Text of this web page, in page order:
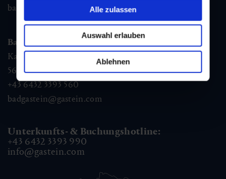
Alle zulassen
Auswahl erlauben
Ablehnen
badhofgastein@gastein.com
Bad Gastein
Kaiser Franz Josefstr. 27,
5640 Bad Gastein
+43 6432 3393 560
badgastein@gastein.com
Unterkunfts- & Buchungshotline:
+43 6432 3393 990
info@gastein.com